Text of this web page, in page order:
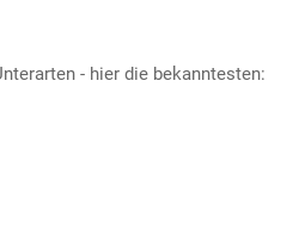
- hier die bekanntesten: